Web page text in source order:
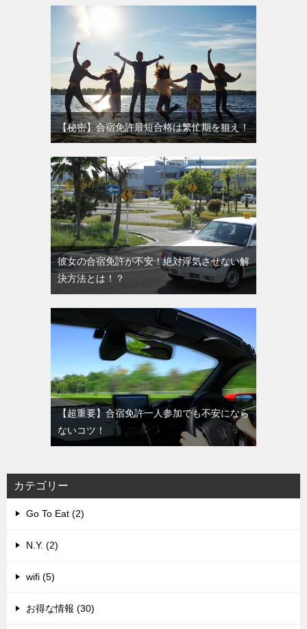
【秘密】合宿免許最短合格は繁忙期を狙え！
彼女の合宿免許が不安！絶対浮気させない解
決方法とは！？
【超重要】合宿免許一人参加でも不安になら
ないコツ！
カテゴリー
Go To Eat (2)
N.Y. (2)
wifi (5)
お得な情報 (30)